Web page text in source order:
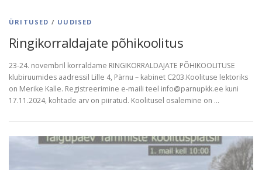
ÜRITUSED / UUDISED
Ringikorraldajate põhikoolitus
23-24. novembril korraldame RINGIKORRALDAJATE PÕHIKOOLITUSE
klubiruumides aadressil Lille 4, Pärnu – kabinet C203.Koolituse lektoriks
on Merike Kalle. Registreerimine e-maili teel info@parnupkk.ee kuni
17.11.2024, kohtade arv on piiratud. Koolitusel osalemine on …